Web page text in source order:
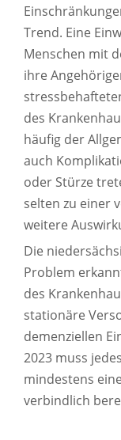
Trend. Eine
Menschen mit
ihre
des
häufig der
auch
oder Stürze
selten zu einer
weitere
Die
Problem
des
stationäre
demenziellen
2023 muss
mindestens
verbindlich